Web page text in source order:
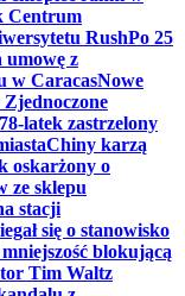
Centrum
RushPo 25
umowę z
w CaracasNowe
Zjednoczone
latek zastrzelony
Chiny karzą
oskarżony o
ze sklepu
stacji
się o stanowisko
blokującą
Tim Waltz